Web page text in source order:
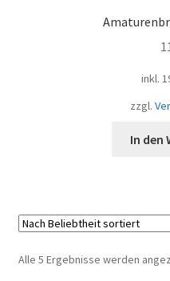
inkl.
zzgl.
In den
Alle 5 Ergebnisse werden